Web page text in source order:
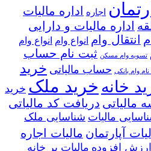
اجاره اداره مالیات
اداره مالیات و دارایی
انتقال وام انواع وام انواع وام
تسویه وام مسکن ثبت نام حساب
وام بانکی حساب مالیاتی خرید
خانه خرید ملک خرید
مالیاتی دریافت کد مالیاتی
مالیات شناسایی ملک
آپارتمان مالیات اجاره
ارزش افزوده مالیات بر خانه